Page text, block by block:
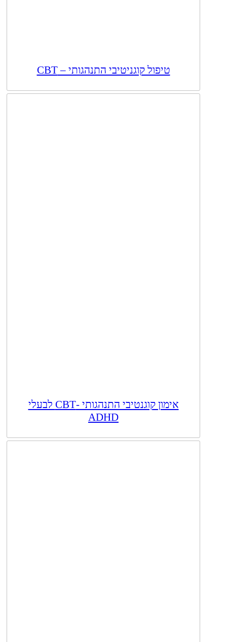
טיפול קוגניטיבי התנהגותי – CBT
אימון קוגנטיבי התנהגותי -CBT לבעלי
ADHD